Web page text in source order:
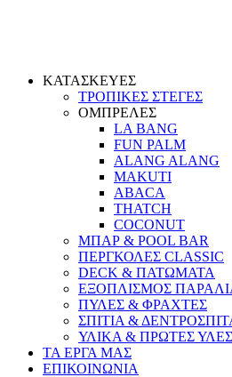
ΚΑΤΑΣΚΕΥΕΣ
ΤΡΟΠΙΚΕΣ ΣΤΕΓΕΣ
ΟΜΠΡΕΛΕΣ
LA BANG
FUN PALM
ALANG ALANG
MAKUTI
ABACA
THATCH
COCONUT
ΜΠΑΡ & POOL BAR
ΠΕΡΓΚΟΛΕΣ CLASSIC
DECK & ΠΑΤΩΜΑΤΑ
ΕΞΟΠΛΙΣΜΟΣ
ΠΥΛΕΣ & ΦΡΑΧΤΕΣ
ΣΠΙΤΙΑ &
ΥΛΙΚΑ & ΠΡΩΤΕΣ ΥΛΕΣ
ΤΑ ΕΡΓΑ ΜΑΣ
ΕΠΙΚΟΙΝΩΝΙΑ